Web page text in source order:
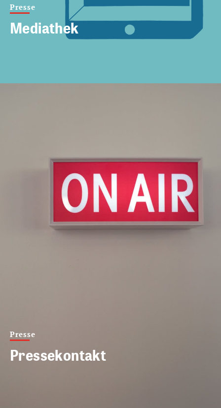
Presse
Mediathek
Presse
Pressekontakt